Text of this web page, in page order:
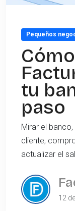
Pequeños
tu
paso
Mirar el
cliente,
actualizar el
12